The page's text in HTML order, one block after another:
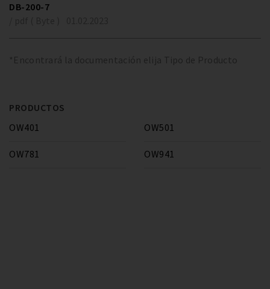
DB-200-7
*Encontrará la documentación elija Tipo de Producto
PRODUCTOS
OW401
OW501
OW781 OW941